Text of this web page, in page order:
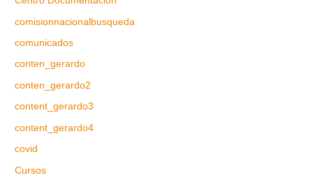
comisionnacionalbusqueda
comunicados
conten_gerardo
conten_gerardo2
content_gerardo3
content_gerardo4
covid
Cursos